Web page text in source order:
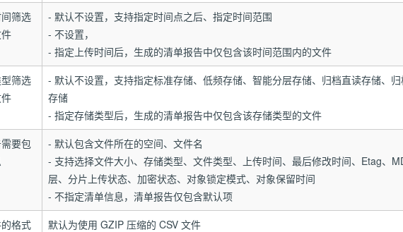
筛选
- 默认不设置，支持指定时间点之后、指定时间范围
- 不设置，
- 指定上传时间后，生成的清单报告中仅包含该时间范围内的文件
筛选
- 默认不设置，支持指定标准存储、低频存储、智能分层存储、归档直读存储、
存储
- 指定存储类型后，生成的清单报告中仅包含该存储类型的文件
要包
- 默认包含文件所在的空间、文件名
- 支持选择文件大小、存储类型、文件类型、上传时间、最后修改时间、Etag、
层、分片上传状态、加密状态、对象锁定模式、对象保留时间
- 不指定清单信息，清单报告仅包含默认项
格式 默认为使用 GZIP 压缩的 CSV 文件